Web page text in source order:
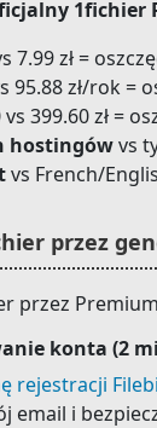
1fichier
7.99 zł =
95.88 zł/rok =
399.60 zł =
hostingówvs
vs French/
przez
przez
konta (2
rejestracji
email i